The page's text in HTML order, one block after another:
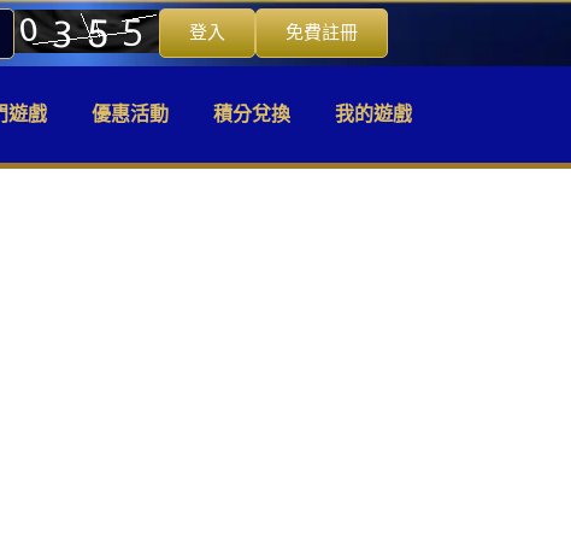
登入 免費註冊
遊戲 優惠活動 積分兌換 我的遊戲